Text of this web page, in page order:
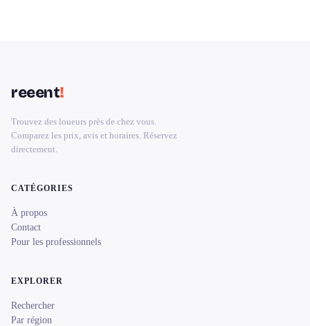
reeent!
Trouvez des loueurs près de chez vous.
Comparez les prix, avis et horaires. Réservez
directement.
CATÉGORIES
À propos
Contact
Pour les professionnels
EXPLORER
Rechercher
Par région